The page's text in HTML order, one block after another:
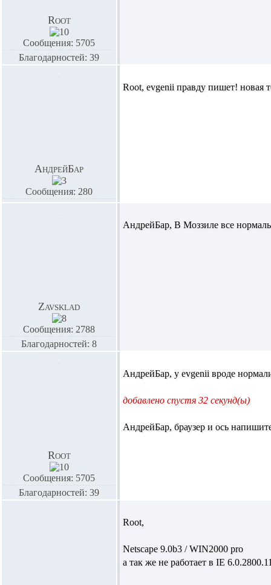
Root
Сообщения: 5705
Благодарностей: 39
АндрейБар
Сообщения: 280
Root, evgenii правду пишет! новая
Zavsklad
Сообщения: 2788
Благодарностей: 8
АндрейБар, В Моззиле все
Root
Сообщения: 5705
Благодарностей: 39
АндрейБар, у evgenii вроде
добавлено спустя 32 секунд(ы)
АндрейБар, браузер и ось
Root,
Netscape 9.0b3 / WIN2000 pro
а так же не работает в IE